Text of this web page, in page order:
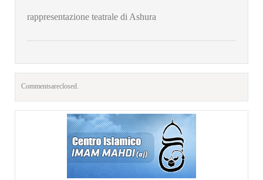
rappresentazione teatrale di Ashura
Comments are closed.